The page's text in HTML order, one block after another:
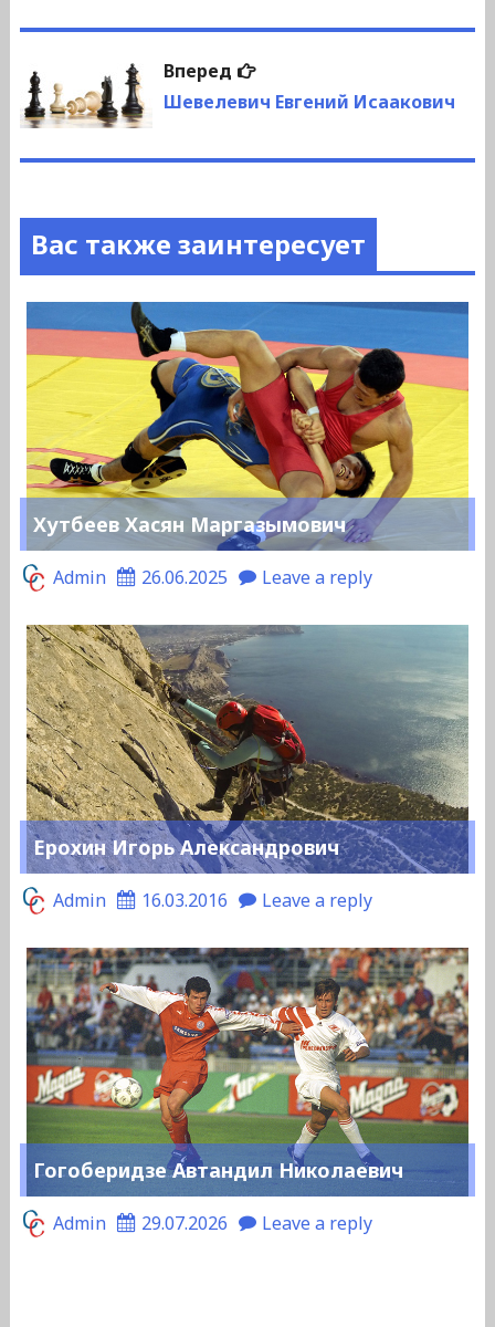
записям
Вперед
Следующая
запись:
Шевелевич Евгений Исаакович
Вас также заинтересует
Хутбеев Хасян Маргазымович
Admin 26.06.2025 Leave a reply
Ерохин Игорь Александрович
Admin 16.03.2016 Leave a reply
Гогоберидзе Автандил Николаевич
Admin 29.07.2026 Leave a reply